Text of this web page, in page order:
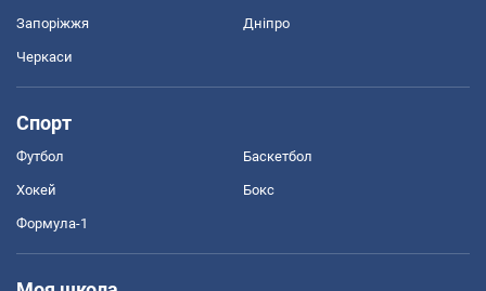
Запоріжжя Дніпро
Черкаси
Спорт
Футбол Баскетбол
Хокей Бокс
Формула-1